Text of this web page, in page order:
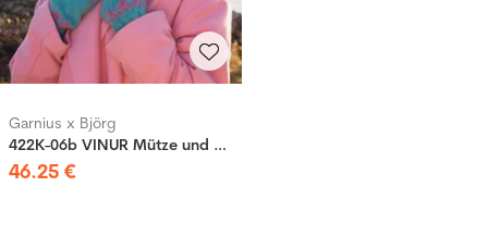
Garnius x Björg
422K-06b VINUR Mütze und Fäustlinge
46.25 €